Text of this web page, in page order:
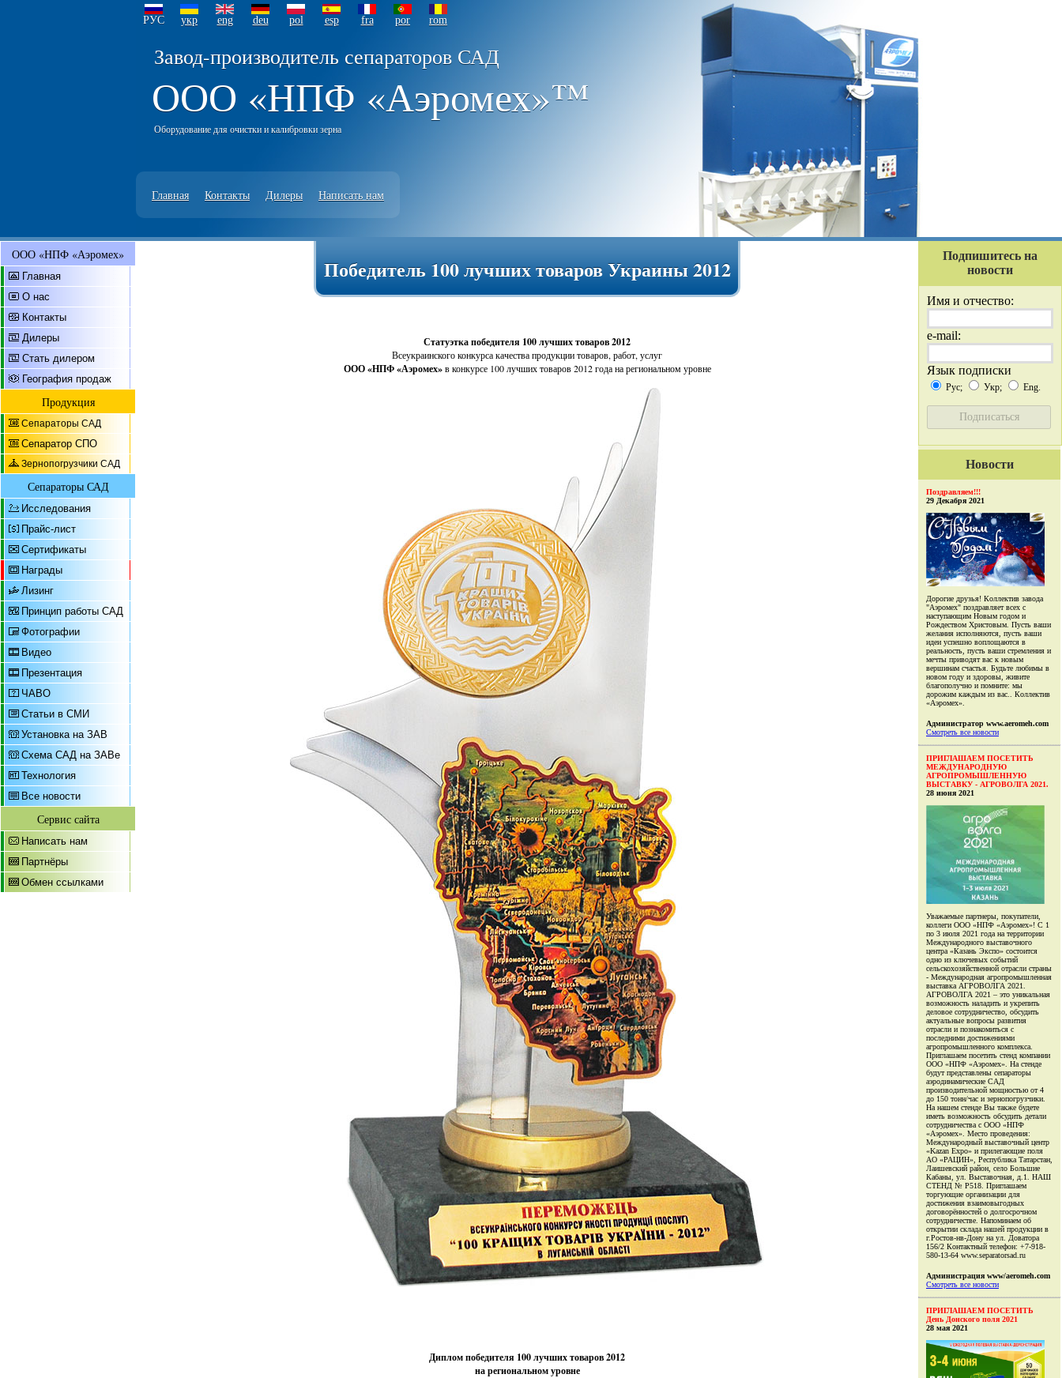
РУС укр eng deu pol esp fra por rom
Завод-производитель сепараторов САД
ООО «НПФ «Аэромех»™
Оборудование для очистки и калибровки зерна
Главная Контакты Дилеры Написать нам
ООО «НПФ «Аэромех»
Главная
О нас
Контакты
Дилеры
Стать дилером
География продаж
Продукция
Сепараторы САД
Сепаратор СПО
Зернопогрузчики САД
Сепараторы САД
Исследования
Прайс-лист
Сертификаты
Награды
Лизинг
Принцип работы САД
Фотографии
Видео
Презентация
ЧАВО
Статьи в СМИ
Установка на ЗАВ
Схема САД на ЗАВе
Технология
Все новости
Сервис сайта
Написать нам
Партнёры
Обмен ссылками
Победитель 100 лучших товаров Украины 2012
Статуэтка победителя 100 лучших товаров 2012
Всеукраинского конкурса качества продукции товаров, работ, услуг
ООО «НПФ «Аэромех»в конкурсе 100 лучших товаров 2012 года на региональном уровне
Диплом победителя 100 лучших товаров 2012
на региональном уровне
Подпишитесь на
новости
Имя и отчество:
e-mail:
Язык подписки
Рус; Укр; Eng.
Новости
Поздравляем!!!
29 Декабря 2021
Дорогие друзья! Коллектив завода
"Аэромех" поздравляет всех с
наступающим Новым годом и
Рождеством Христовым. Пусть ваши
желания исполняются, пусть ваши
идеи успешно воплощаются в
реальность, пусть ваши стремления и
мечты приводят вас к новым
вершинам счастья. Будьте любимы в
новом году и здоровы, живите
благополучно и помните: мы
дорожим каждым из вас.. Коллектив
«Аэромех».
Администратор www.aeromeh.com
Смотреть все новости
ПРИГЛАШАЕМ ПОСЕТИТЬ
МЕЖДУНАРОДНУЮ
АГРОПРОМЫШЛЕННУЮ
ВЫСТАВКУ - АГРОВОЛГА 2021.
28 июня 2021
Уважаемые партнеры, покупатели,
коллеги ООО «НПФ «Аэромех»! С 1
по 3 июля 2021 года на территории
Международного выставочного
центра «Казань Экспо» состоится
одно из ключевых событий
сельскохозяйственной отрасли страны
- Международная агропромышленная
выставка АГРОВОЛГА 2021.
АГРОВОЛГА 2021 – это уникальная
возможность наладить и укрепить
деловое сотрудничество, обсудить
актуальные вопросы развития
отрасли и познакомиться с
последними достижениями
агропромышленного комплекса.
Приглашаем посетить стенд компании
ООО «НПФ «Аэромех». На стенде
будут представлены сепараторы
аэродинамические САД
производительной мощностью от 4
до 150 тонн/час и зернопогрузчики.
На нашем стенде Вы также будете
иметь возможность обсудить детали
сотрудничества с ООО «НПФ
«Аэромех». Место проведения:
Международный выставочный центр
«Kazan Expo» и прилегающие поля
АО «РАЦИН», Республика Татарстан,
Лаишевский район, село Большие
Кабаны, ул. Выставочная, д.1. НАШ
СТЕНД № Р518. Приглашаем
торгующие организации для
достижения взаимовыгодных
договорённостей о долгосрочном
сотрудничестве. Напоминаем об
открытии склада нашей продукции в
г.Ростов-нв-Дону на ул. Доватора
156/2 Контактный телефон: +7-918-
580-13-64 www.separatorsad.ru
Администрация www/aeromeh.com
Смотреть все новости
ПРИГЛАШАЕМ ПОСЕТИТЬ
День Донского поля 2021
28 мая 2021